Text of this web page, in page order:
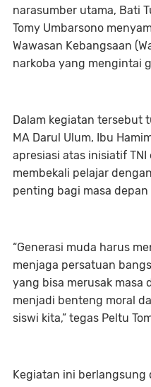
narasumber utama, Bati
Tomy Umbarsono
Wawasan Kebangsaan
narkoba yang mengintai
Dalam kegiatan tersebut
MA Darul Ulum, Ibu
apresiasi atas inisiatif
membekali pelajar
penting bagi masa depan
“Generasi muda harus
menjaga persatuan
yang bisa merusak masa
menjadi benteng moral
siswi kita,” tegas Peltu
Kegiatan ini berlangsung